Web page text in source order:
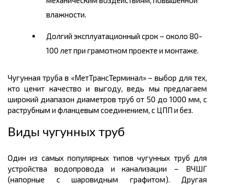
влажности.
Долгий эксплуатационный срок – около 80-
100 лет при грамотном проекте и монтаже.
Чугунная труба в «МетТрансТерминал» – выбор для тех,
кто ценит качество и выгоду, ведь мы предлагаем
широкий диапазон диаметров труб от 50 до 1000 мм, с
раструбным и фланцевым соединением, с ЦПП и без.
Виды чугунных труб
Один из самых популярных типов чугунных труб для
устройства водопровода и канализации – ВЧШГ
(напорные с шаровидным графитом). Другая